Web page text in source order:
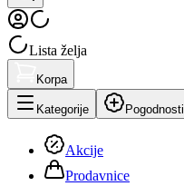
Lista želja
Korpa
Kategorije Pogodnosti
Akcije
Prodavnice